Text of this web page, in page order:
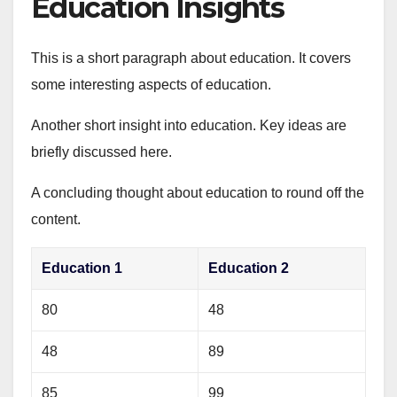
Education Insights
This is a short paragraph about education. It covers
some interesting aspects of education.
Another short insight into education. Key ideas are
briefly discussed here.
A concluding thought about education to round off the
content.
Education 1 Education 2
80 48
48 89
85 99